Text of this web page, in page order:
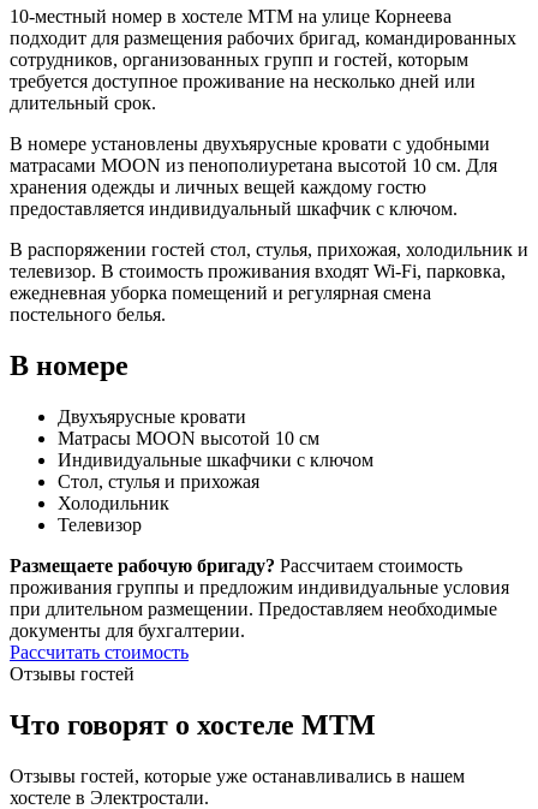
10-местный номер в хостеле МТМ на улице Корнеева
подходит для размещения рабочих бригад, командированных
сотрудников, организованных групп и гостей, которым
требуется доступное проживание на несколько дней или
длительный срок.
В номере установлены двухъярусные кровати с удобными
матрасами MOON из пенополиуретана высотой 10 см. Для
хранения одежды и личных вещей каждому гостю
предоставляется индивидуальный шкафчик с ключом.
В распоряжении гостей стол, стулья, прихожая, холодильник и
телевизор. В стоимость проживания входят Wi-Fi, парковка,
ежедневная уборка помещений и регулярная смена
постельного белья.
В номере
Двухъярусные кровати
Матрасы MOON высотой 10 см
Индивидуальные шкафчики с ключом
Стол, стулья и прихожая
Холодильник
Телевизор
Размещаете рабочую бригаду? Рассчитаем стоимость
проживания группы и предложим индивидуальные условия
при длительном размещении. Предоставляем необходимые
документы для бухгалтерии.
Рассчитать стоимость
Отзывы гостей
Что говорят о хостеле МТМ
Отзывы гостей, которые уже останавливались в нашем
хостеле в Электростали.